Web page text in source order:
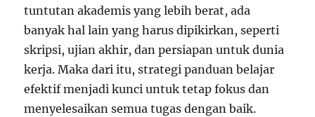
tuntutan akademis yang lebih berat, ada
banyak hal lain yang harus dipikirkan, seperti
skripsi, ujian akhir, dan persiapan untuk dunia
kerja. Maka dari itu, strategi panduan belajar
efektif menjadi kunci untuk tetap fokus dan
menyelesaikan semua tugas dengan baik.